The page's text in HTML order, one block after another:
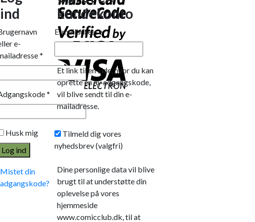
ind
e-
*
*
Husk mig
Log ind
Mistet din
adgangskode?
kundekonto
E-mailadresse*
Et link til en side, hvor du kan
oprette en ny adgangskode,
vil blive sendt til din e-
mailadresse.
Tilmeld dig vores
nyhedsbrev(valgfri)
Dine personlige data vil blive
brugt til at understøtte din
oplevelse på vores
hjemmeside
www.comicclub.dk, til at